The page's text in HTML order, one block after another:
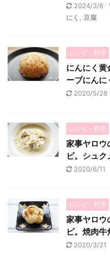
2024/3/6
にく
豆腐
レシピ・料理
にんにく黄
ーブにんに
2020/5/28
レシピ・料理
家事ヤロウ
ピ。シュク
2020/6/11
レシピ・料理
家事ヤロウ
ピ。焼肉牛
2020/3/21